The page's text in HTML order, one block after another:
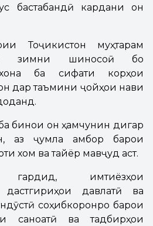
бастабандӣ кардани он
Тоҷикистон муҳтарам
зимни шиносоӣ бо
ба сифати корҳои
дар таъмини ҷойҳои нави
бинои он ҳамчунин дигар
аз ҷумла амбор барои
хом ва тайёр мавҷуд аст.
имтиёзҳои
дастгириҳои давлатӣ ва
соҳибкоронро барои
саноатӣ ва тадбирҳои